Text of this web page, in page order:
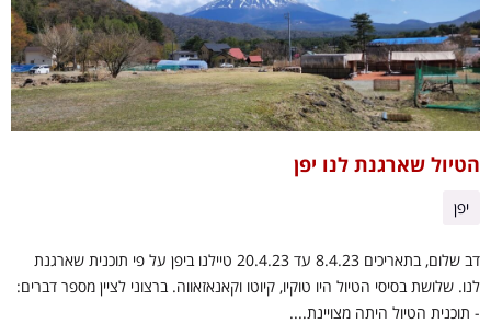
הטיול שארגנת לנו יפן
יפן
דב שלום, בתאריכים 8.4.23 עד 20.4.23 טיילנו ביפן על פי תוכנית שארגנת
לנו. שלושת בסיסי הטיול היו טוקיו, קיוטו וקאנאזאווה. ברצוני לציין מספר דברים:
- תוכנית הטיול היתה מצויינת....